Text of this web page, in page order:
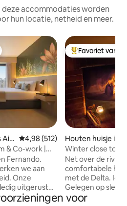
deze accommodaties worden
hun locatie, netheid en meer.
Air
Gemiddelde beoordeling van
4,98 (512)
& Co-work |
Fernando.
we aan
uitgerust
Topfavoriet van
Favoriet van
Houten huisje in
gre
Winter close to
Delta
Net over de rivier
comfortabele
met de Delta.
Gelegen op
Tigre 's Fluvial
voor